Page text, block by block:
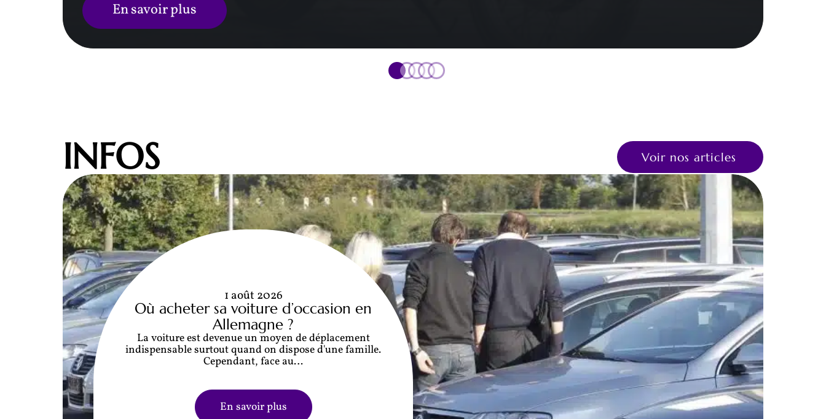
En savoir plus
INFOS Voir nos articles
Où acheter sa voiture d’occasion en
Allemagne ?
La voiture est devenue un moyen de déplacement
indispensable surtout quand on dispose d'une famille.
Cependant, face au…
1 août 2026
En savoir plus